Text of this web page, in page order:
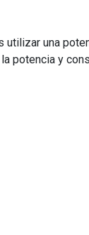
una
potencia y